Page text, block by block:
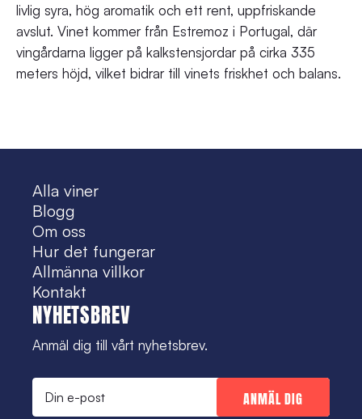
livlig syra, hög aromatik och ett rent, uppfriskande
avslut. Vinet kommer från Estremoz i Portugal, där
vingårdarna ligger på kalkstensjordar på cirka 335
meters höjd, vilket bidrar till vinets friskhet och balans.
Alla viner
Blogg
Om oss
Hur det fungerar
Allmänna villkor
Kontakt
NYHETSBREV
Anmäl dig till vårt nyhetsbrev.